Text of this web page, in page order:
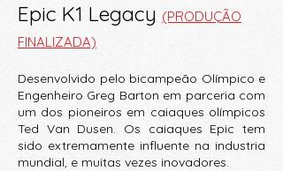
Epic K1 Legacy (PRODUÇÃO
FINALIZADA)
Desenvolvido pelo bicampeão Olímpico e
Engenheiro Greg Barton em parceria com
um dos pioneiros em caiaques olímpicos
Ted Van Dusen. Os caiaques Epic tem
sido extremamente influente na industria
mundial, e muitas vezes inovadores.